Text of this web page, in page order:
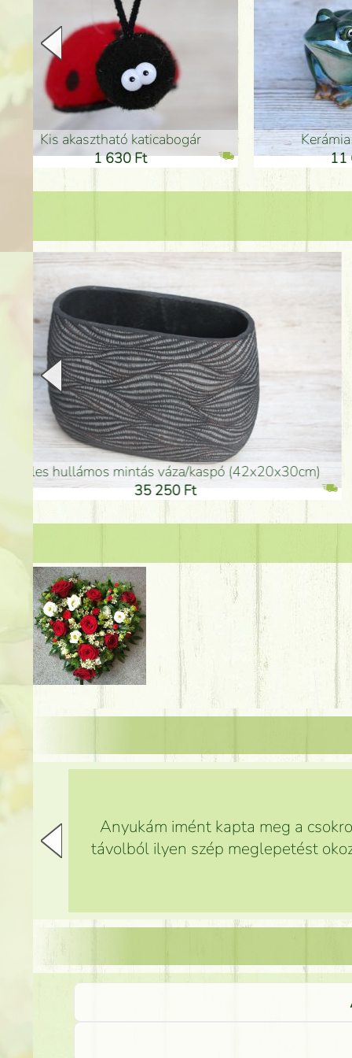
Kerámia béka 12cm
11 600 Ft
arany színű kerámia váza (40x26cm)
32 250 Ft
hosszú arany színű
46
Anyukám imént kapta meg a
távolból ilyen szép meglepetést